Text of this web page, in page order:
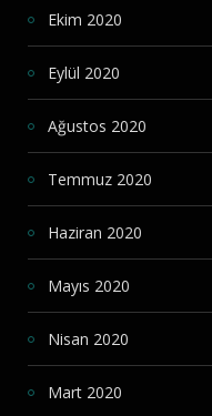
Ekim 2020
Eylül 2020
Ağustos 2020
Temmuz 2020
Haziran 2020
Mayıs 2020
Nisan 2020
Mart 2020